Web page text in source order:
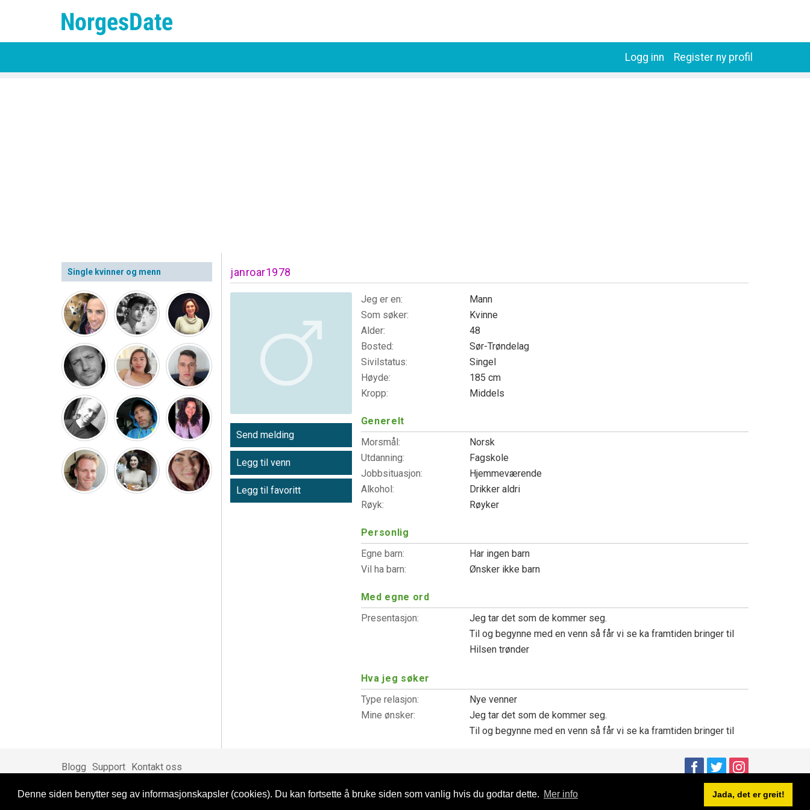
Denne siden benytter seg av informasjonskapsler (cookies). Du kan fortsette å bruke siden som vanlig hvis du godtar dette. Mer info Jada, det er greit!
Register ny profil
Logg inn
Single kvinner og menn janroar1978
Send melding
Legg til venn
Legg til favoritt
Jeg er en:
Mann
Som søker:
Kvinne
Alder:
48
Bosted:
Sør-Trøndelag
Sivilstatus:
Singel
Høyde:
185 cm
Kropp:
Middels
Generelt
Morsmål:
Norsk
Utdanning:
Fagskole
Jobbsituasjon:
Hjemmeværende
Alkohol:
Drikker aldri
Røyk:
Røyker
Personlig
Egne barn:
Har ingen barn
Vil ha barn:
Ønsker ikke barn
Med egne ord
Presentasjon:
Jeg tar det som de kommer seg.
Til og begynne med en venn så får vi se ka framtiden bringer til
Hilsen trønder
Hva jeg søker
Type relasjon:
Nye venner
Mine ønsker:
Jeg tar det som de kommer seg.
Til og begynne med en venn så får vi se ka framtiden bringer til
Blogg Support Kontakt oss
Brukeravtale Personvern © 2023 NorgesDate